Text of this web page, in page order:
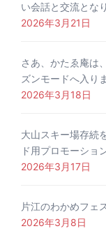
い会話と交流とな
2026年3月21日
さあ、かたゑ庵は
ズンモードへ入り
2026年3月18日
大山スキー場存続
ド用プロモーショ
2026年3月17日
片江のわかめフェ
2026年3月8日